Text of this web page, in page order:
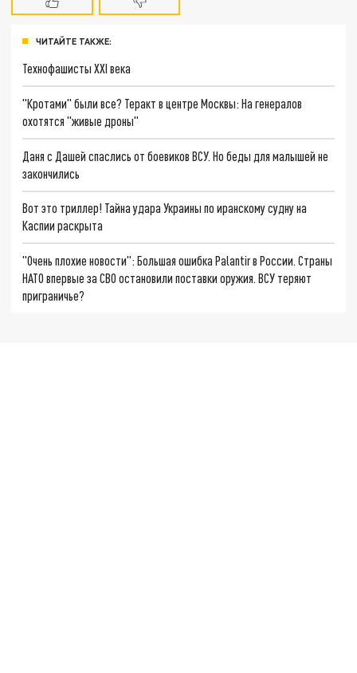
ЧИТАЙТЕ ТАКЖЕ:
Технофашисты XXI века
"Кротами" были все? Теракт в центре Москвы: На генералов
охотятся "живые дроны"
Даня с Дашей спаслись от боевиков ВСУ. Но беды для малышей не
закончились
Вот это триллер! Тайна удара Украины по иранскому судну на
Каспии раскрыта
"Очень плохие новости": Большая ошибка Palantir в России. Страны
НАТО впервые за СВО остановили поставки оружия. ВСУ теряют
приграничье?